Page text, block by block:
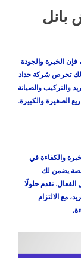
بانل
الخبرة والجودة
لذلك تحرص شركة حداد
والتركيب والصيانة
الصغيرة والكبيرة.
والكفاءة في
يضمن لك
نقدم حلولًا
مع الالتزام